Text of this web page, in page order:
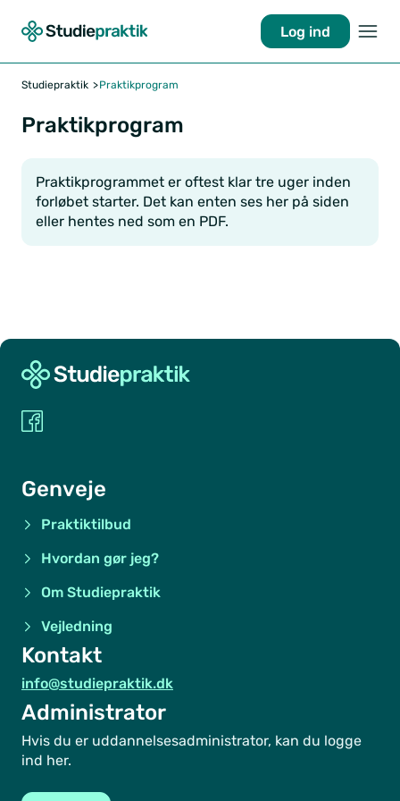
Log ind
Studiepraktik Praktikprogram
Praktikprogram
Praktikprogrammet er oftest klar tre uger inden
forløbet starter. Det kan enten ses her på siden
eller hentes ned som en PDF.
Genveje
Praktiktilbud
Hvordan gør jeg?
Om Studiepraktik
Vejledning
Kontakt
info@studiepraktik.dk
Administrator
Hvis du er uddannelsesadministrator, kan du logge
ind her.